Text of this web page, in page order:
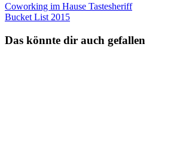
Coworking im Hause Tastesheriff
Bucket List 2015
Das könnte dir auch gefallen